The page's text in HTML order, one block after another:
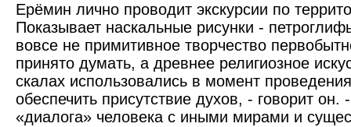
Ерёмин лично проводит экскурсии по
Показывает наскальные рисунки -
вовсе не примитивное творчество
принято думать, а древнее религиозное
скалах использовались в момент
обеспечить присутствие духов, - говорит он.
«диалога» человека с иными мирами и